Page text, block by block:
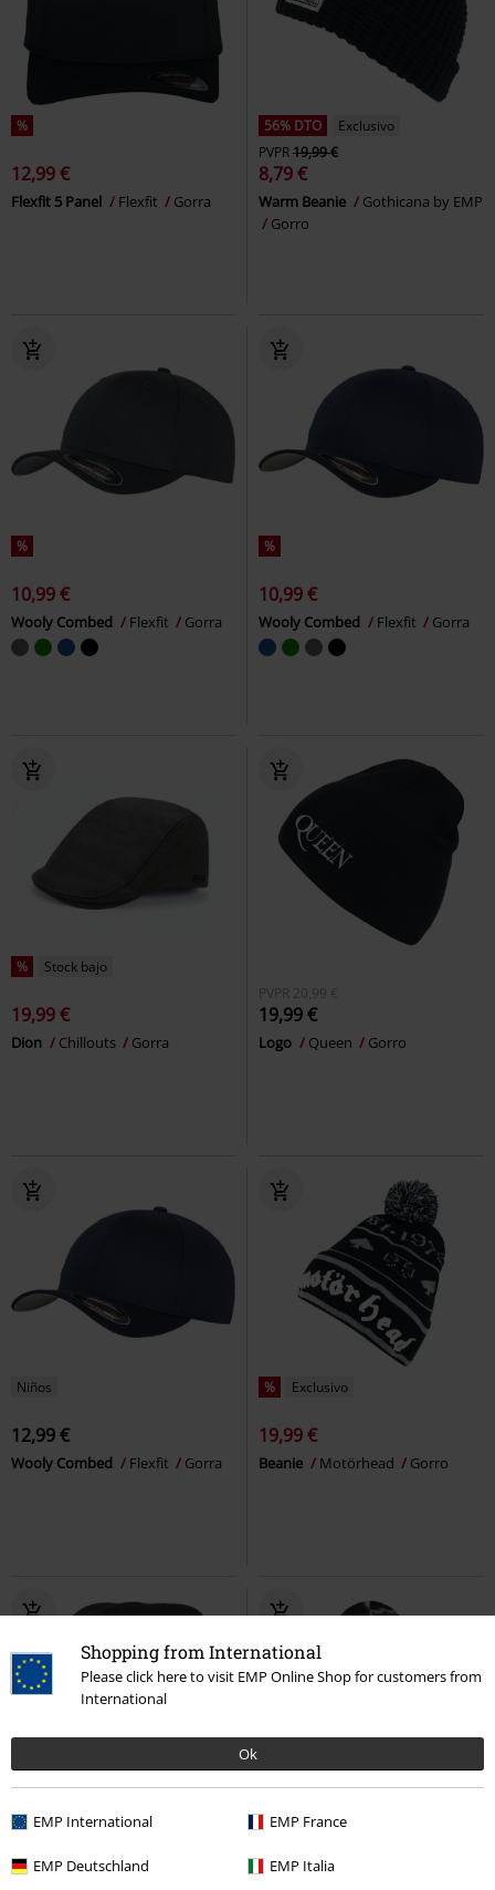
Shopping from International
Please click here to visit EMP Online Shop for customers from
International
Ok
EMP International EMP France
EMP Deutschland EMP Italia
%
12,99 €
Flexfit 5 Panel Flexfit Gorra
56% DTO
Exclusivo
PVPR19,99 €
8,79 €
Warm Beanie
Gothicana by EMP
Gorro
%
10,99 €
Wooly Combed Flexfit Gorra
%
10,99 €
Wooly Combed Flexfit Gorra
% Stock bajo
19,99 €
Dion Chillouts Gorra
PVPR 20,99 €
19,99 €
Logo Queen Gorro
Niños
12,99 €
Wooly Combed Flexfit Gorra
% Exclusivo
19,99 €
Beanie Motörhead Gorro
10,99 € 26,99 €